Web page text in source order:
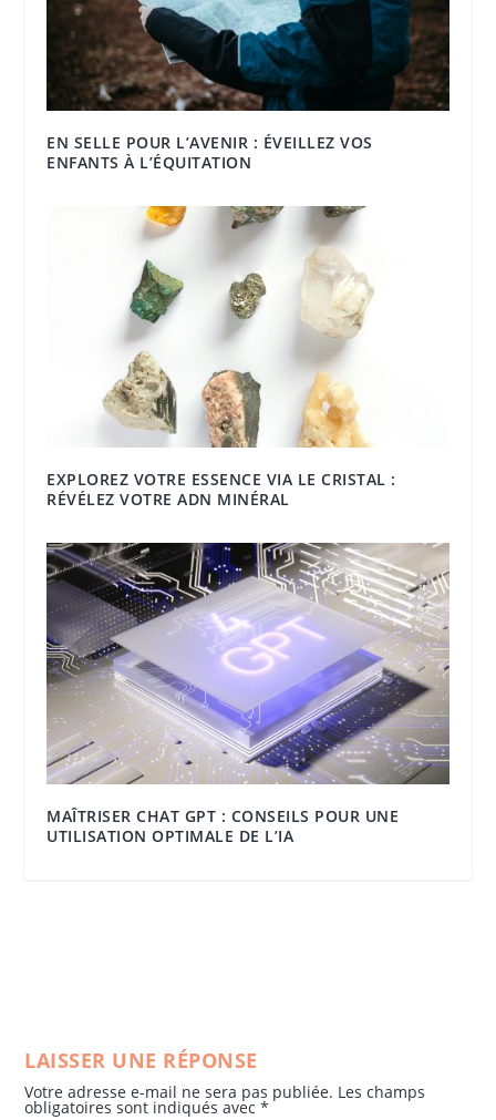
EN SELLE POUR L’AVENIR : ÉVEILLEZ VOS
ENFANTS À L’ÉQUITATION
EXPLOREZ VOTRE ESSENCE VIA LE CRISTAL :
RÉVÉLEZ VOTRE ADN MINÉRAL
MAÎTRISER CHAT GPT : CONSEILS POUR UNE
UTILISATION OPTIMALE DE L’IA
LAISSER UNE RÉPONSE
Votre adresse e-mail ne sera pas publiée. Les champs
obligatoires sont indiqués avec*